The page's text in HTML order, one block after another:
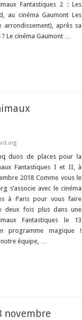
Fantastiques 2 : Les
au cinéma Gaumont Les
arrondissement), après sa
? Le cinéma Gaumont …
duos de places pour la
Fantastiques I et II, à
2018 Comme vous le
s’associe avec le cinéma
à Paris pour vous faire
deux fois plus dans une
Fantastiques le 13
programme magique !
notre équipe, …
novembre